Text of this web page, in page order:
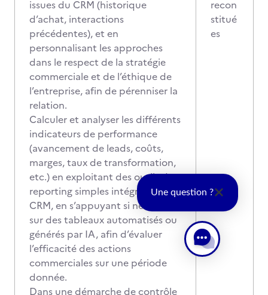
issues du CRM (historique
d’achat, interactions
précédentes), et en
personnalisant les approches
dans le respect de la stratégie
commerciale et de l’éthique de
l’entreprise, afin de pérenniser la
relation.
Calculer et analyser les différents
indicateurs de performance
(avancement de leads, coûts,
marges, taux de transformation,
etc.) en exploitant des outils de
reporting simples intégrés au
CRM, en s’appuyant si nécessaire
sur des tableaux automatisés ou
générés par IA, afin d’évaluer
l’efficacité des actions
commerciales sur une période
donnée.
Dans une démarche de contrôle
recon
stitué
es
Une question ?